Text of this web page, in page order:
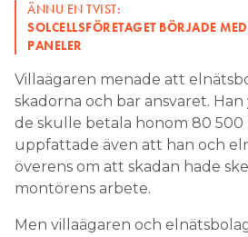
ÄNNU EN TVIST:
SOLCELLSFÖRETAGET BÖRJADE
PANELER
Villaägaren menade att
skadorna och bar ansvaret.
de skulle betala honom 80 500
uppfattade även att han och
överens om att skadan hade
montörens arbete.
Men villaägaren och